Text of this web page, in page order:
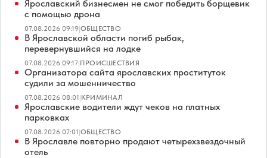
Ярославский бизнесмен не смог победить борщевик
с помощью дрона
07.08.2026 09:19|ОБЩЕСТВО
В Ярославской области погиб рыбак,
перевернувшийся на лодке
07.08.2026 09:17|ПРОИСШЕСТВИЯ
Организатора сайта ярославских проституток
судили за мошенничество
07.08.2026 08:01|КРИМИНАЛ
Ярославские водители ждут чеков на платных
парковках
07.08.2026 07:01|ОБЩЕСТВО
В Ярославле повторно продают четырехзвездочный
отель